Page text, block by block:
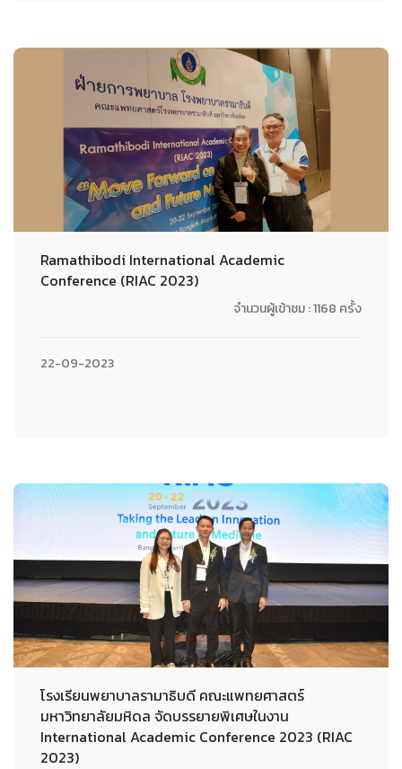
Ramathibodi International Academic
Conference (RIAC 2023)
จำนวนผู้เข้าชม : 1168 ครั้ง
22-09-2023
โรงเรียนพยาบาลรามาธิบดี คณะแพทยศาสตร์
มหาวิทยาลัยมหิดล จัดบรรยายพิเศษในงาน
International Academic Conference 2023 (RIAC
2023)